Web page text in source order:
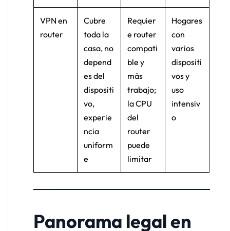
VPN en
router
Cubre
toda la
casa, no
depend
es del
dispositi
vo,
experie
ncia
uniform
e
Requier
e router
compati
ble y
más
trabajo;
la CPU
del
router
puede
limitar
Hogares
con
varios
dispositi
vos y
uso
intensiv
o
Panorama legal en